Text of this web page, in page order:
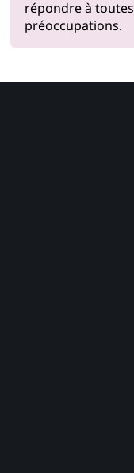
répondre à
préoccupations.